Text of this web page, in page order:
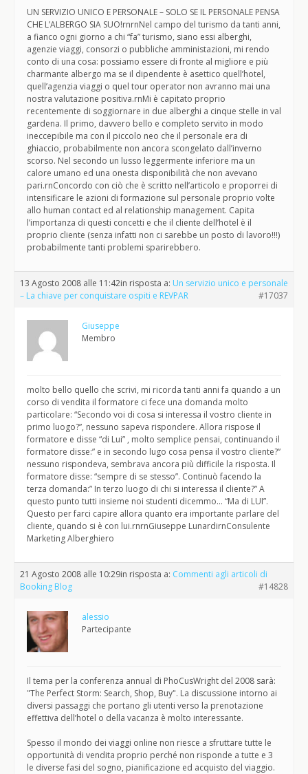
UN SERVIZIO UNICO E PERSONALE – SOLO SE IL PERSONALE PENSA
CHE L’ALBERGO SIA SUO!rnrnNel campo del turismo da tanti anni,
a fianco ogni giorno a chi “fa” turismo, siano essi alberghi,
agenzie viaggi, consorzi o pubbliche amministazioni, mi rendo
conto di una cosa: possiamo essere di fronte al migliore e più
charmante albergo ma se il dipendente è asettico quell’hotel,
quell’agenzia viaggi o quel tour operator non avranno mai una
nostra valutazione positiva.rnMi è capitato proprio
recentemente di soggiornare in due alberghi a cinque stelle in val
gardena. Il primo, davvero bello e completo servito in modo
ineccepibile ma con il piccolo neo che il personale era di
ghiaccio, probabilmente non ancora scongelato dall’inverno
scorso. Nel secondo un lusso leggermente inferiore ma un
calore umano ed una onesta disponibilità che non avevano
pari.rnConcordo con ciò che è scritto nell’articolo e proporrei di
intensificare le azioni di formazione sul personale proprio volte
allo human contact ed al relationship management. Capita
l’importanza di questi concetti e che il cliente dell’hotel è il
proprio cliente (senza infatti non ci sarebbe un posto di lavoro!!!)
probabilmente tanti problemi sparirebbero.
13 Agosto 2008 alle 11:42in risposta a: Un servizio unico e personale
– La chiave per conquistare ospiti e REVPAR
#17037
Giuseppe
Membro
molto bello quello che scrivi, mi ricorda tanti anni fa quando a un
corso di vendita il formatore ci fece una domanda molto
particolare: “Secondo voi di cosa si interessa il vostro cliente in
primo luogo?”, nessuno sapeva rispondere. Allora rispose il
formatore e disse “di Lui” , molto semplice pensai, continuando il
formatore disse:” e in secondo lugo cosa pensa il vostro cliente?”
nessuno rispondeva, sembrava ancora più difficile la risposta. Il
formatore disse: “sempre di se stesso”. Continuò facendo la
terza domanda:” In terzo luogo di chi si interessa il cliente?” A
questo punto tutti insieme noi studenti dicemmo… “Ma di LUI”.
Questo per farci capire allora quanto era importante parlare del
cliente, quando si è con lui.rnrnGiuseppe LunardirnConsulente
Marketing Alberghiero
21 Agosto 2008 alle 10:29in risposta a: Commenti agli articoli di
Booking Blog
#14828
alessio
Partecipante
Il tema per la conferenza annual di PhoCusWright del 2008 sarà:
"The Perfect Storm: Search, Shop, Buy". La discussione intorno ai
diversi passaggi che portano gli utenti verso la prenotazione
effettiva dell’hotel o della vacanza è molto interessante.
Spesso il mondo dei viaggi online non riesce a sfruttare tutte le
opportunità di vendita proprio perché non risponde a tutte e 3
le diverse fasi del sogno, pianificazione ed acquisto del viaggio.